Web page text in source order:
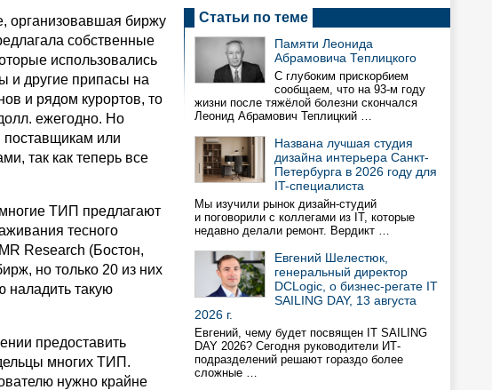
организовавшая биржу
собственные
использовались
и другие припасы на
и рядом курортов, то
ежегодно. Но
поставщикам или
так как теперь все
ТИП предлагают
тесного
Research (Бостон,
но только 20 из них
наладить такую
предоставить
многих ТИП.
нужно крайне
Статьи по теме
Памяти Леонида
Абрамовича Теплицкого
С глубоким прискорбием
сообщаем, что на 93-м году
жизни после тяжёлой болезни скончался
Леонид Абрамович Теплицкий …
Названа лучшая студия
дизайна интерьера Санкт-
Петербурга в 2026 году для
IT-специалиста
Мы изучили рынок дизайн-студий
и поговорили с коллегами из IT, которые
недавно делали ремонт. Вердикт …
Евгений Шелестюк,
генеральный директор
DCLogic, о бизнес-регате IT
SAILING DAY, 13 августа
2026 г.
Евгений, чему будет посвящен IT SAILING
DAY 2026? Сегодня руководители ИТ-
подразделений решают гораздо более
сложные …